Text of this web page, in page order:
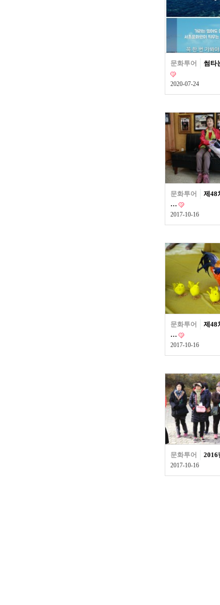
문화투어 썸타
2020-07-24
문화투어
제48
…
2017-10-16
문화투어
제48
…
2017-10-16
문화투어
2017-10-16